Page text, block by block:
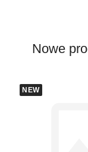
Nowe
NEW